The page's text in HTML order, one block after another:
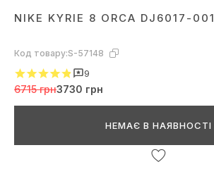
NIKE KYRIE 8 ORCA DJ6017-001
Код товару:S-57148
9
6715 грн3730 грн
НЕМАЄ В НАЯВНОСТІ